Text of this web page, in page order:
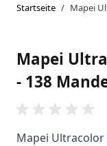
Startseite / Mapei
Mapei
- 138
Mapei